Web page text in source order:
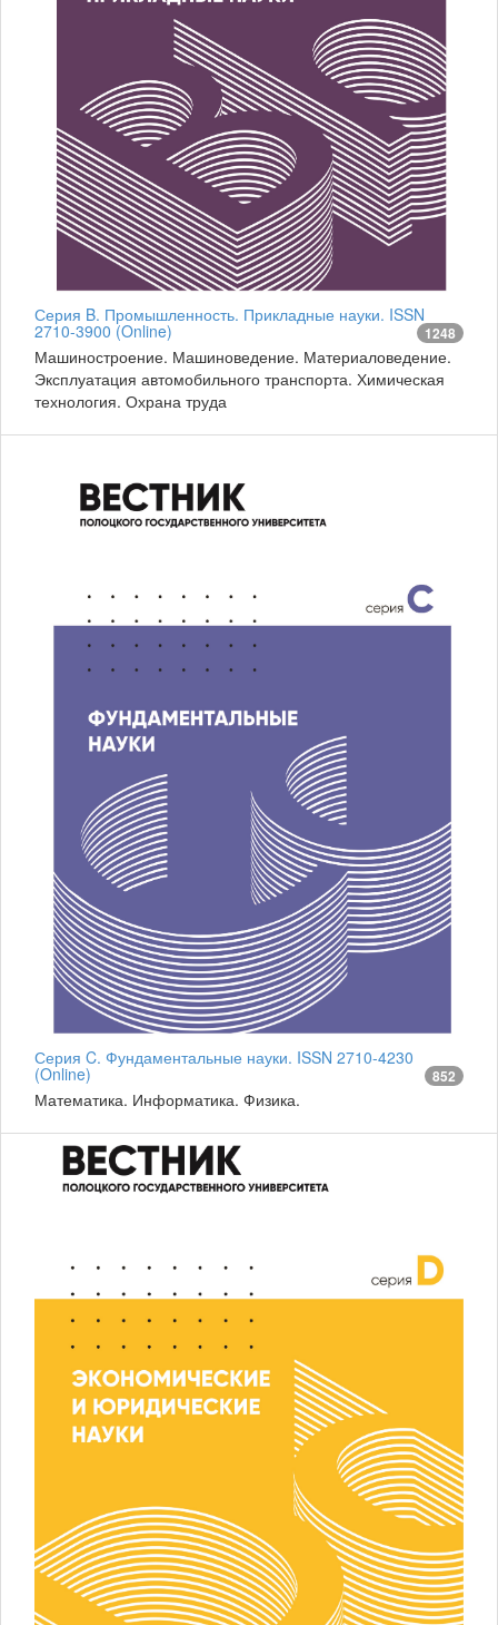
Серия B. Промышленность. Прикладные науки. ISSN
2710-3900 (Online) 1248
Машиностроение. Машиноведение. Материаловедение.
Эксплуатация автомобильного транспорта. Химическая
технология. Охрана труда
Серия C. Фундаментальные науки. ISSN 2710-4230
(Online) 852
Математика. Информатика. Физика.